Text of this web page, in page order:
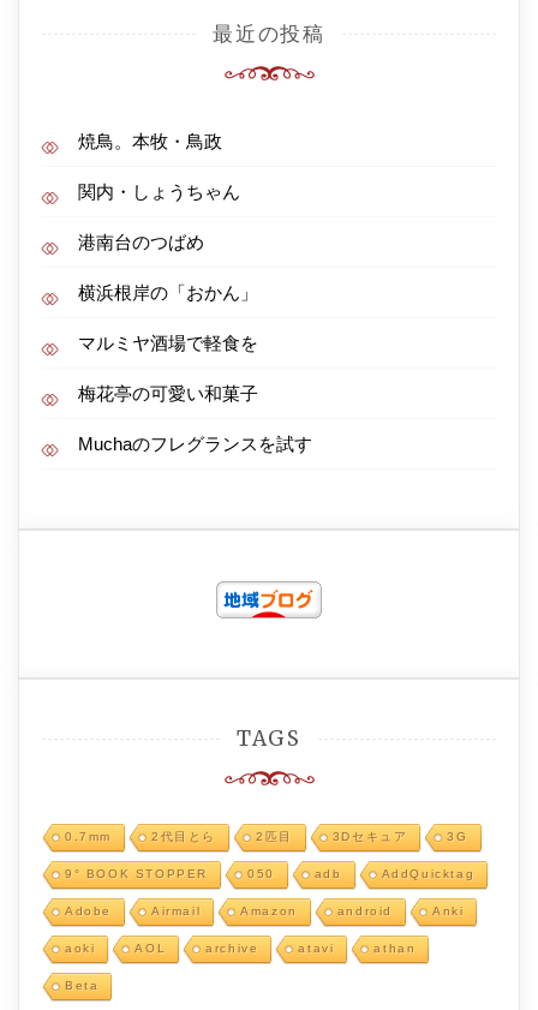
最近の投稿
焼鳥。本牧・鳥政
関内・しょうちゃん
港南台のつばめ
横浜根岸の「おかん」
マルミヤ酒場で軽食を
梅花亭の可愛い和菓子
Muchaのフレグランスを試す
TAGS
0.7mm 2代目とら 2匹目 3Dセキュア 3G
9° BOOK STOPPER 050 adb AddQuicktag
Adobe Airmail Amazon android Anki
aoki AOL archive atavi athan
Beta